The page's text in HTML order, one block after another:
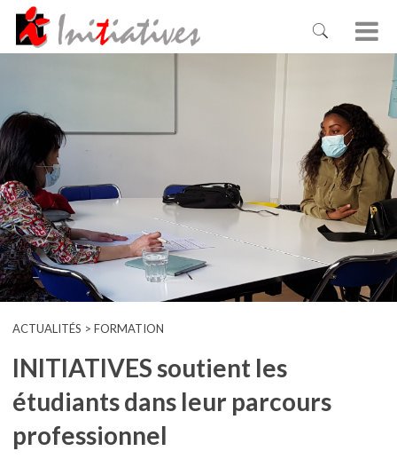
ACTUALITÉS > FORMATION
INITIATIVES soutient les
étudiants dans leur parcours
professionnel